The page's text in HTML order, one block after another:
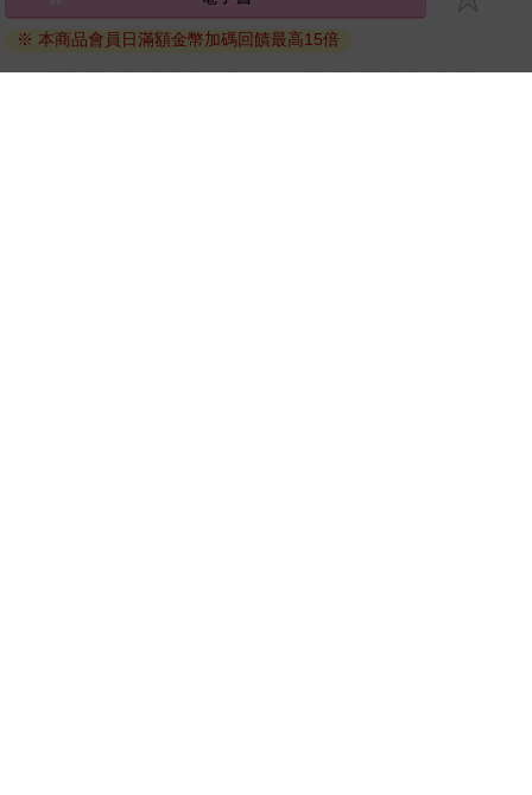
因版權保護，您在金石堂所購買的電子書僅能以金石堂專屬
的閱讀軟體開啟閱讀，無法以其他閱讀器或直接下載檔案。